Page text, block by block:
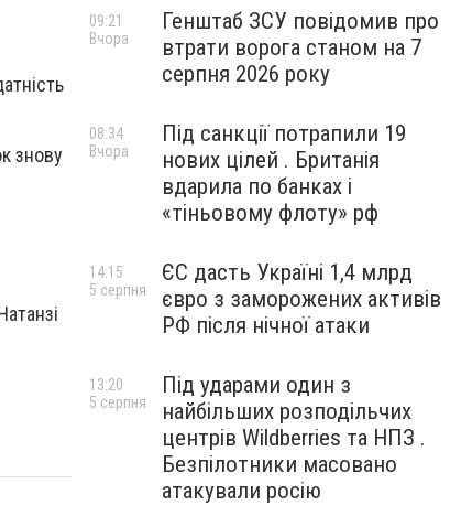
знову
Генштаб ЗСУ повідомив про
втрати ворога станом на 7
серпня 2026 року
09:21
Вчора
Під санкції потрапили 19
нових цілей . Британія
вдарила по банках і
«тіньовому флоту» рф
08:34
Вчора
ЄС дасть Україні 1,4 млрд
євро з заморожених активів
РФ після нічної атаки
14:15
5 серпня
Під ударами один з
найбільших розподільчих
центрів Wildberries та НПЗ .
Безпілотники масовано
атакували росію
13:20
5 серпня